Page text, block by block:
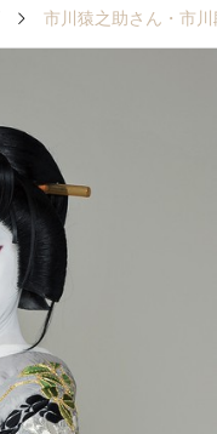
市川猿之助さん・市